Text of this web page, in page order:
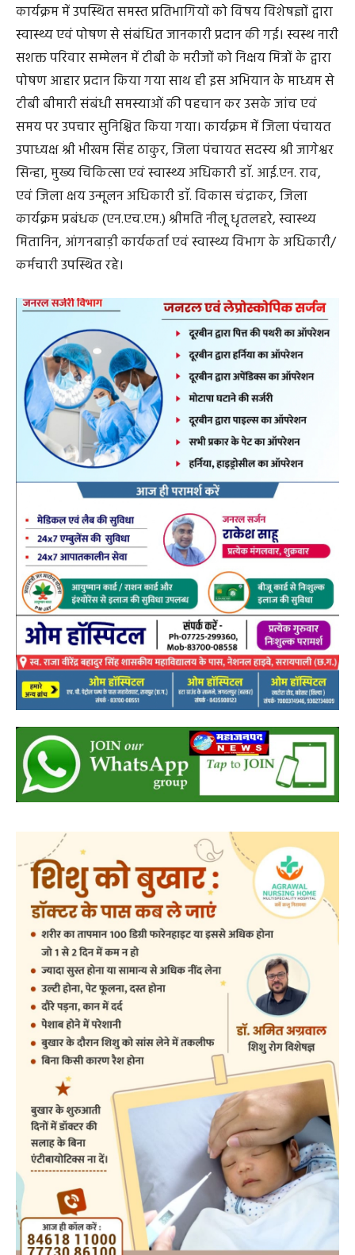
कार्यक्रम में उपस्थित समस्त प्रतिभागियों को विषय विशेषज्ञों द्वारा
स्वास्थ्य एवं पोषण से संबंधित जानकारी प्रदान की गई। स्वस्थ नारी
सशक्त परिवार सम्मेलन में टीबी के मरीजों को निक्षय मित्रों के द्वारा
पोषण आहार प्रदान किया गया साथ ही इस अभियान के माध्यम से
टीबी बीमारी संबंधी समस्याओं की पहचान कर उसके जांच एवं
समय पर उपचार सुनिश्चित किया गया। कार्यक्रम में जिला पंचायत
उपाध्यक्ष श्री भीखम सिंह ठाकुर, जिला पंचायत सदस्य श्री जागेश्वर
सिन्हा, मुख्य चिकित्सा एवं स्वास्थ्य अधिकारी डाॅ. आई.एन. राव,
एवं जिला क्षय उन्मूलन अधिकारी डाॅ. विकास चंद्राकर, जिला
कार्यक्रम प्रबंधक (एन.एच.एम.) श्रीमति नीलू धृतलहरे, स्वास्थ्य
मितानिन, आंगनबाड़ी कार्यकर्ता एवं स्वास्थ्य विभाग के अधिकारी/
कर्मचारी उपस्थित रहे।